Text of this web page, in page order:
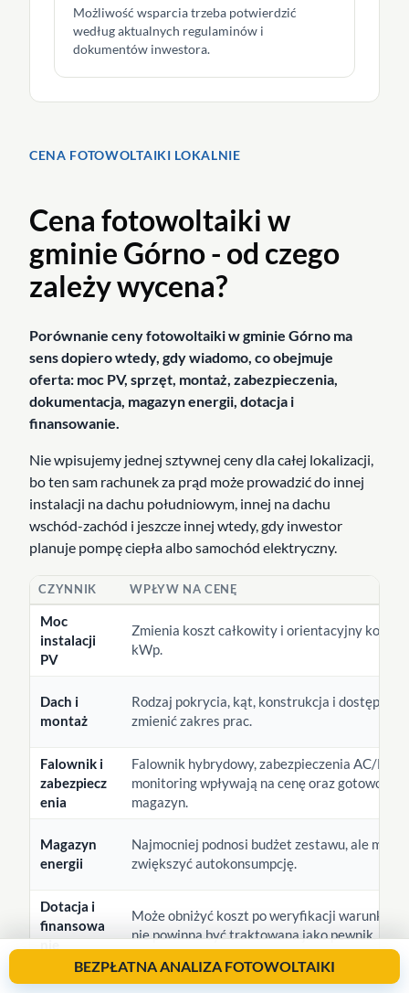
BEZPŁATNA ANALIZA FOTOWOLTAIKI
Możliwość wsparcia trzeba potwierdzić
według aktualnych regulaminów i
dokumentów inwestora.
CENA FOTOWOLTAIKI LOKALNIE
Cena fotowoltaiki w
gminie Górno - od czego
zależy wycena?
Porównanie ceny fotowoltaiki w gminie Górno ma
sens dopiero wtedy, gdy wiadomo, co obejmuje
oferta: moc PV, sprzęt, montaż, zabezpieczenia,
dokumentacja, magazyn energii, dotacja i
finansowanie.
Nie wpisujemy jednej sztywnej ceny dla całej lokalizacji,
bo ten sam rachunek za prąd może prowadzić do innej
instalacji na dachu południowym, innej na dachu
wschód-zachód i jeszcze innej wtedy, gdy inwestor
planuje pompę ciepła albo samochód elektryczny.
CZYNNIK WPŁYW NA CENĘ
Moc
instalacji
PV
Zmienia koszt całkowity i orientacyjny koszt
kWp.
Dach i
montaż
Rodzaj pokrycia, kąt, konstrukcja i dostęp
zmienić zakres prac.
Falownik i
zabezpiecz
enia
Falownik hybrydowy, zabezpieczenia AC/DC i
monitoring wpływają na cenę oraz gotowość
magazyn.
Magazyn
energii
Najmocniej podnosi budżet zestawu, ale może
zwiększyć autokonsumpcję.
Dotacja i
finansowa
nie
Może obniżyć koszt po weryfikacji warunków,
nie powinna być traktowana jako pewnik.